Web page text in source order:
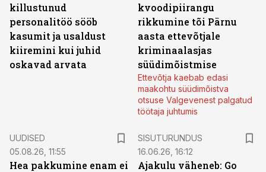
killustunud
personalitöö sööb
kasumit ja usaldust
kiiremini kui juhid
oskavad arvata
kvoodipiirangu
rikkumine tõi Pärnu
aasta ettevõtjale
kriminaalasjas
süüdimõistmise
Ettevõtja kaebab edasi
maakohtu süüdimõistva
otsuse Valgevenest palgatud
töötaja juhtumis
UUDISED
05.08.26, 11:55
Hea pakkumine enam ei
SISUTURUNDUS
16.06.26, 16:12
Ajakulu väheneb: Go